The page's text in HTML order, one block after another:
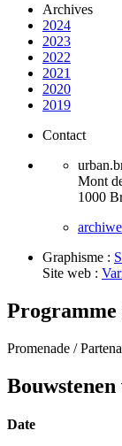
Archives
2024
2023
2022
2021
2020
2019
Contact
Mont
1000
Graphisme :
Site web :
Programme
Promenade /
Date